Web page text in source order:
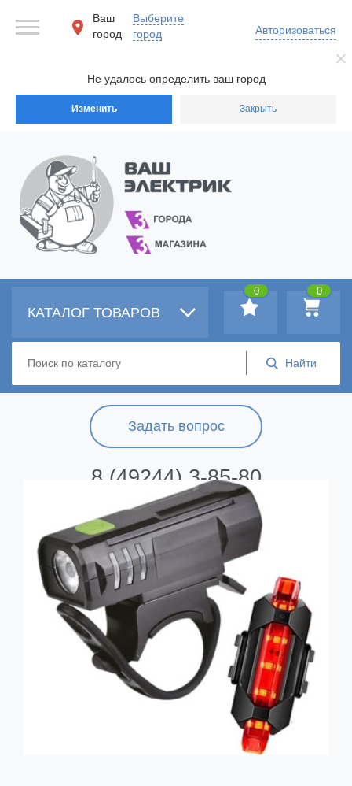
Не удалось определить ваш город
Изменить Закрыть
Ваш
город
Выберите
город
Авторизоваться
Задать вопрос
8 (49244) 3-85-80
КАТАЛОГ ТОВАРОВ
0
0